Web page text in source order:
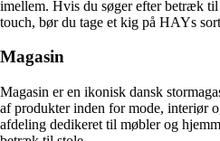
imellem. Hvis du søger efter betræk
touch, bør du tage et kig på HAYs
Magasin
Magasin er en ikonisk dansk
af produkter inden for mode, interiør
afdeling dedikeret til møbler og